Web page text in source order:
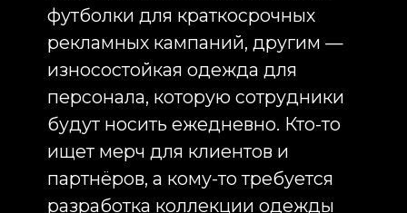
технологии мы используем
Выбор технологии нанесения
напрямую влияет на внешний вид
изображения и итоговую
стоимость проекта.
Для корпоративных заказов
применяются различные методы
брендирования футболок: